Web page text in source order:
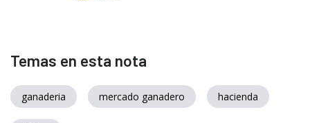
Temas en esta nota
ganaderia mercado ganadero hacienda